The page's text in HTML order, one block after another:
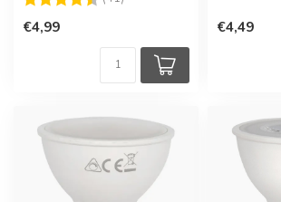
€4,99 €4,49